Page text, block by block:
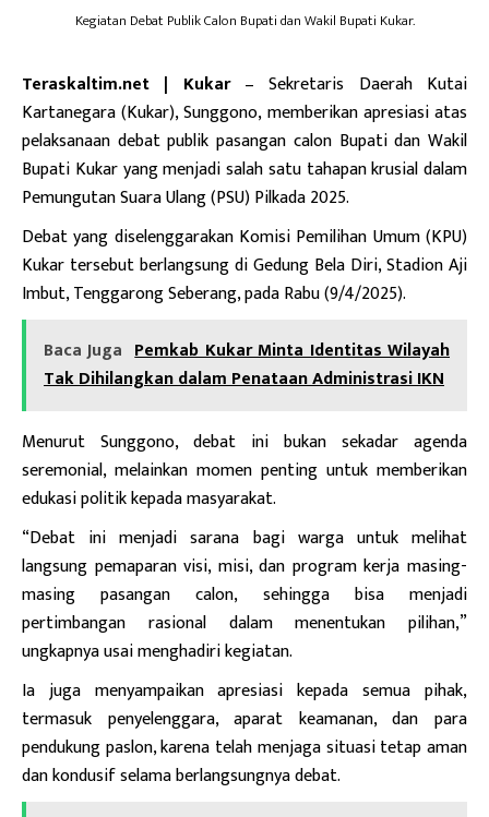
Kegiatan Debat Publik Calon Bupati dan Wakil Bupati Kukar.
Teraskaltim.net | Kukar– Sekretaris Daerah Kutai
Kartanegara (Kukar), Sunggono, memberikan apresiasi atas
pelaksanaan debat publik pasangan calon Bupati dan Wakil
Bupati Kukar yang menjadi salah satu tahapan krusial dalam
Pemungutan Suara Ulang (PSU) Pilkada 2025.
Debat yang diselenggarakan Komisi Pemilihan Umum (KPU)
Kukar tersebut berlangsung di Gedung Bela Diri, Stadion Aji
Imbut, Tenggarong Seberang, pada Rabu (9/4/2025).
Baca Juga Pemkab Kukar Minta Identitas Wilayah
Tak Dihilangkan dalam Penataan Administrasi IKN
Menurut Sunggono, debat ini bukan sekadar agenda
seremonial, melainkan momen penting untuk memberikan
edukasi politik kepada masyarakat.
“Debat ini menjadi sarana bagi warga untuk melihat
langsung pemaparan visi, misi, dan program kerja masing-
masing pasangan calon, sehingga bisa menjadi
pertimbangan rasional dalam menentukan pilihan,”
ungkapnya usai menghadiri kegiatan.
Ia juga menyampaikan apresiasi kepada semua pihak,
termasuk penyelenggara, aparat keamanan, dan para
pendukung paslon, karena telah menjaga situasi tetap aman
dan kondusif selama berlangsungnya debat.